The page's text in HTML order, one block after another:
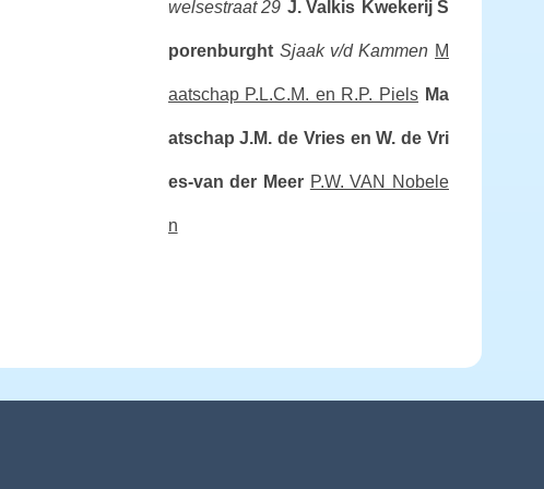
welsestraat 29 J. Valkis Kwekerij S
porenburght Sjaak v/d Kammen M
aatschap P.L.C.M. en R.P. Piels Ma
atschap J.M. de Vries en W. de Vri
es-van der Meer P.W. VAN Nobele
n